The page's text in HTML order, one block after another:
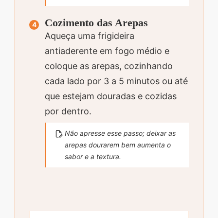
Cozimento das Arepas
Aqueça uma frigideira
antiaderente em fogo médio e
coloque as arepas, cozinhando
cada lado por 3 a 5 minutos ou até
que estejam douradas e cozidas
por dentro.
Não apresse esse passo; deixar as
arepas dourarem bem aumenta o
sabor e a textura.